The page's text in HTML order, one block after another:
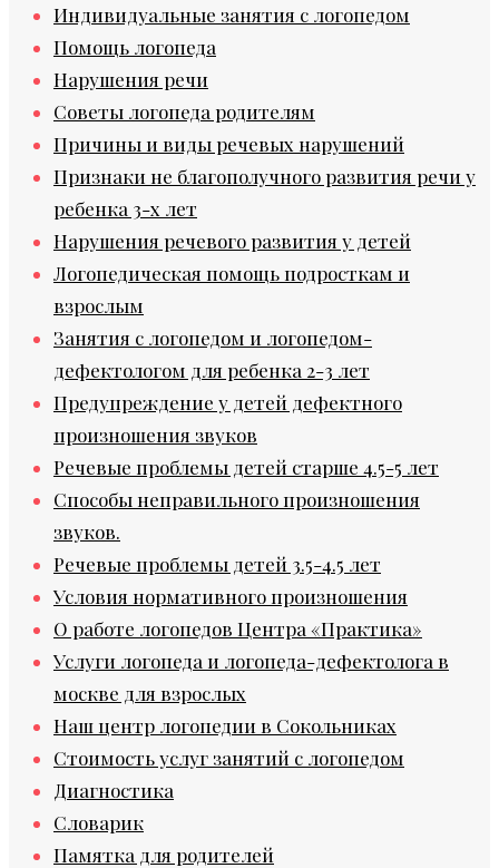
Индивидуальные занятия с логопедом
Помощь логопеда
Нарушения речи
Советы логопеда родителям
Причины и виды речевых нарушений
Признаки не благополучного развития речи у
ребенка 3-х лет
Нарушения речевого развития у детей
Логопедическая помощь подросткам и
взрослым
Занятия с логопедом и логопедом-
дефектологом для ребенка 2-3 лет
Предупреждение у детей дефектного
произношения звуков
Речевые проблемы детей старше 4.5-5 лет
Способы неправильного произношения
звуков.
Речевые проблемы детей 3.5-4.5 лет
Условия нормативного произношения
О работе логопедов Центра «Практика»
Услуги логопеда и логопеда-дефектолога в
москве для взрослых
Наш центр логопедии в Сокольниках
Стоимость услуг занятий с логопедом
Диагностика
Словарик
Памятка для родителей